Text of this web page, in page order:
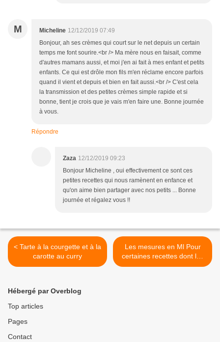
M Micheline 12/12/2019 07:49
Bonjour, ah ses crèmes qui court sur le net depuis un certain
temps me font sourire.<br /> Ma mère nous en faisait, comme
d'autres mamans aussi, et moi j'en ai fait à mes enfant et petits
enfants. Ce qui est drôle mon fils m'en réclame encore parfois
quand il vient et depuis et bien en fait aussi.<br /> C'est cela
la transmission et des petites crèmes simple rapide et si
bonne, tient je crois que je vais m'en faire une. Bonne journée
à vous.
Répondre
Zaza 12/12/2019 09:23
Bonjour Micheline , oui effectivement ce sont ces
petites recettes qui nous ramènent en enfance et
qu'on aime bien partager avec nos petits ... Bonne
journée et régalez vous !!
< Tarte à la courgette et à la
carotte au curry
Les mesures en Ml Pour
certaines recettes dont les
recettes Tupp' >
Hébergé par Overblog
Top articles
Pages
Contact